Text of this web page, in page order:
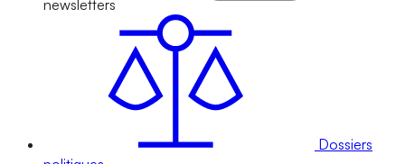
newsletters
Dossiers